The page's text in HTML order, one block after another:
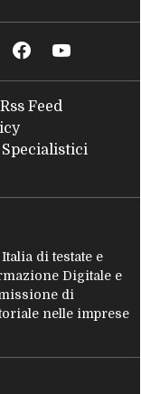
Rss Feed
di testate e
Digitale e
di
nelle imprese